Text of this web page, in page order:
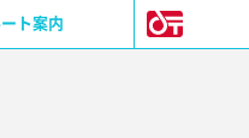
ト案内